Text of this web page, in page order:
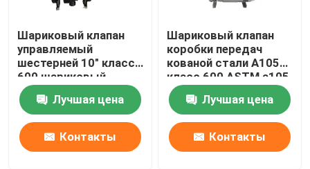
Шариковый клапан
управляемый
шестерней 10" класса
600 шариковый
клапан углерода WCB
стальнойЛучшая цена
Контакты
Шариковый клапан
коробки передач
кованой стали A105
класс 600 ASTM a105
16 дюймов
Лучшая цена
Контакты